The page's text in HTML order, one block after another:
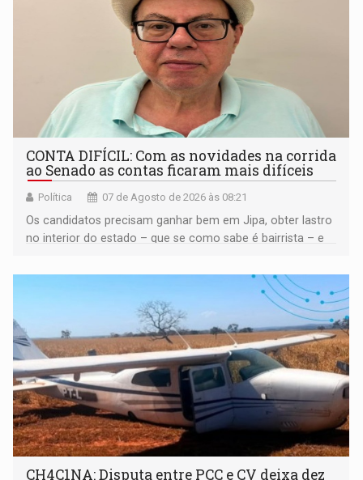
CONTA DIFÍCIL: Com as novidades na corrida
ao Senado as contas ficaram mais difíceis
Política 07 de Agosto de 2026 às 08:21
Os candidatos precisam ganhar bem em Jipa, obter lastro
no interior do estado – que se como sabe é bairrista – e
garantir
CH4C1NA: Disputa entre PCC e CV deixa dez